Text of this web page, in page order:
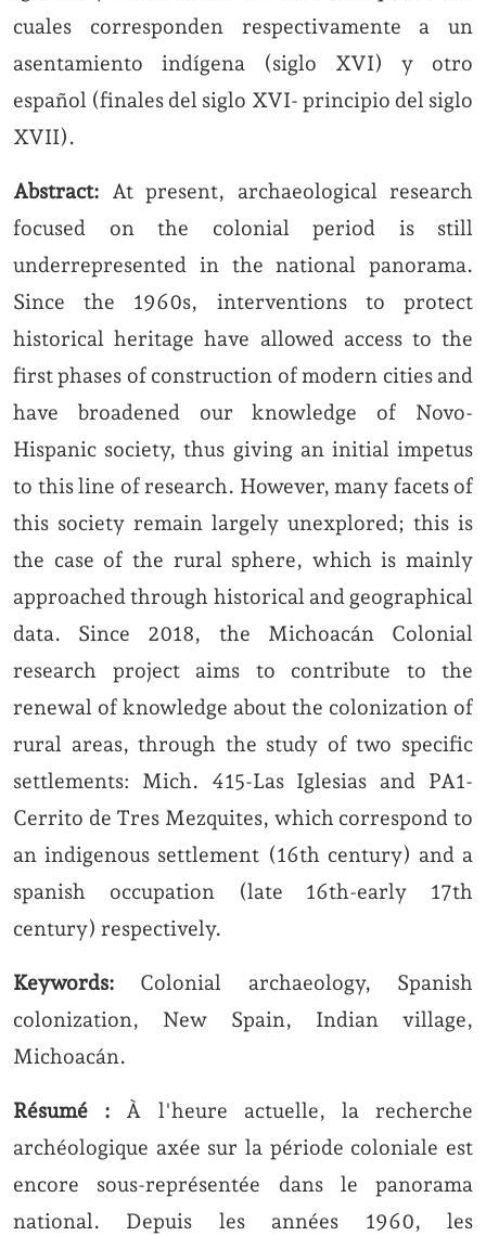
cuales corresponden respectivamente a un
asentamiento indígena (siglo XVI) y otro
español (finales del siglo XVI- principio del siglo
XVII).
Abstract: At present, archaeological research
focused on the colonial period is still
underrepresented in the national panorama.
Since the 1960s, interventions to protect
historical heritage have allowed access to the
first phases of construction of modern cities and
have broadened our knowledge of Novo-
Hispanic society, thus giving an initial impetus
to this line of research. However, many facets of
this society remain largely unexplored; this is
the case of the rural sphere, which is mainly
approached through historical and geographical
data. Since 2018, the Michoacán Colonial
research project aims to contribute to the
renewal of knowledge about the colonization of
rural areas, through the study of two specific
settlements: Mich. 415-Las Iglesias and PA1-
Cerrito de Tres Mezquites, which correspond to
an indigenous settlement (16th century) and a
spanish occupation (late 16th-early 17th
century) respectively.
Keywords: Colonial archaeology, Spanish
colonization, New Spain, Indian village,
Michoacán.
Résumé : À l'heure actuelle, la recherche
archéologique axée sur la période coloniale est
encore sous-représentée dans le panorama
national. Depuis les années 1960, les